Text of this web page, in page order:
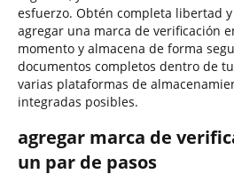
esfuerzo. Obtén completa libertad
agregar una marca de verificación
momento y almacena de forma
documentos completos dentro de
varias plataformas de
integradas posibles.
agregar marca de
un par de pasos